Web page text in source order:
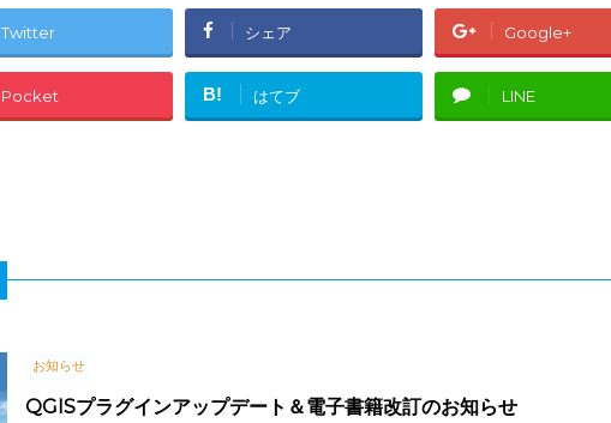
Twitter シェア Google+
Pocket B! はてブ LINE
お知らせ
QGISプラグインアップデート＆電子書籍改訂のお知らせ